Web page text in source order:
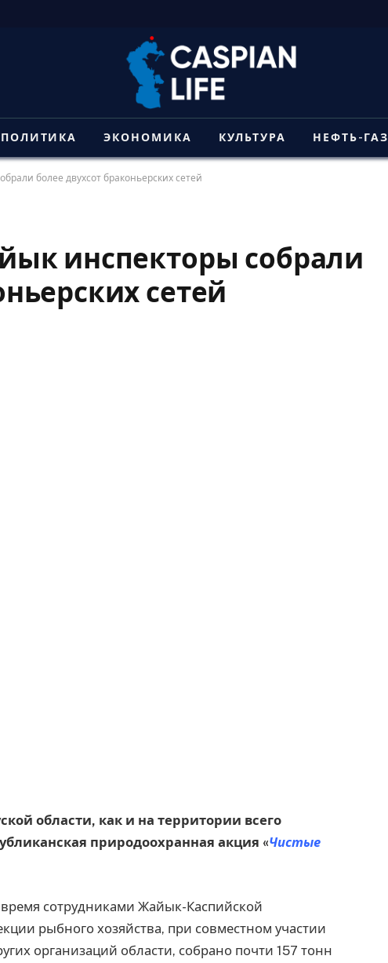
ПОЛИТИКА ЭКОНОМИКА КУЛЬТУРА НЕФТЬ-ГАЗ
более двухсот браконьерских сетей
инспекторы собрали
сетей
области, как и на территории всего
природоохранная акция «Чистые
сотрудниками Жайык-Каспийской
рыбного хозяйства, при совместном участии
организаций области, собрано почти 157 тонн